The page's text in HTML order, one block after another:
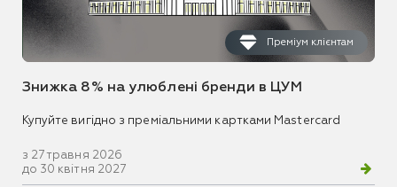
Преміум клієнтам
Знижка 8% на улюблені бренди в ЦУМ
Купуйте вигідно з преміальними картками Mastercard
з 27 травня 2026
до 30 квітня 2027